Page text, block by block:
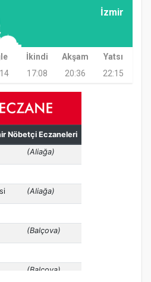
Yaz Kur’an Kursu
Ayasofya Camii
İzmir
İkindi Akşam
Yatsı
17:08 20:36 22:15